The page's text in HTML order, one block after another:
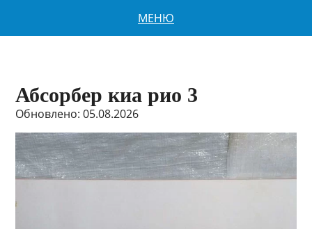
МЕНЮ
Абсорбер киа рио 3
Обновлено: 05.08.2026